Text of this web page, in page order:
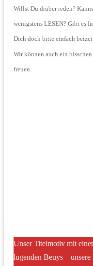
Willst Du drüber reden?
wenigstens LESEN? Gibt es
Dich doch bitte einfach
Wir können auch ein
freuen.
Unser Titelmotiv mit
lugenden Beuys –